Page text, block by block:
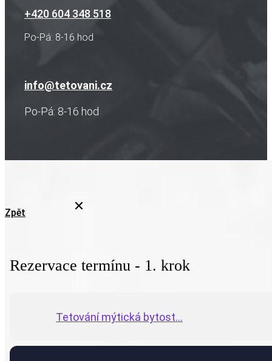
+420 604 348 518
Po-Pá: 8-16 hod
info@tetovani.cz
Po-Pá: 8-16 hod
Zpět
Rezervace termínu - 1. krok
Tetování mýtická bytost...